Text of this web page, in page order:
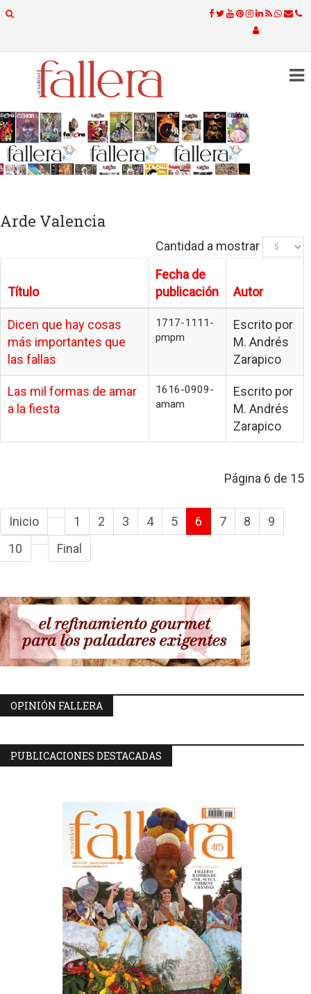
Arde Valencia
Cantidad a mostrar
Título
Fecha de
publicación
Autor
Dicen que hay cosas
más importantes que
las fallas
1717-1111-
pmpm
Escrito por
M. Andrés
Zarapico
Las mil formas de amar
a la fiesta
1616-0909-
amam
Escrito por
M. Andrés
Zarapico
Página 6 de 15
Inicio 1 2 3 4 5 6 7 8
9
10
Final
OPINIÓN FALLERA
PUBLICACIONES DESTACADAS